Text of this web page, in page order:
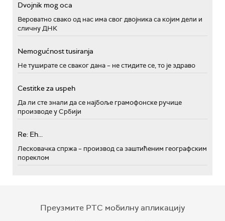
Dvojnik mog oca
Вероватно свако од нас има свог двојника са којим дели и
сличну ДНК
Nemogućnost tusiranja
Не туширате се сваког дана – не стидите се, то је здраво
Cestitke za uspeh
Да ли сте знали да се најбоље грамофонске ручице
производе у Србији
Re: Eh...
Лесковачка спржа – производ са заштићеним географским
пореклом
Преузмите РТС мобилну апликацију